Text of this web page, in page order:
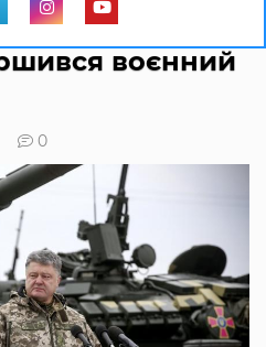
воєнний
0